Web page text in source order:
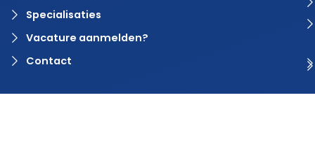
Specialisaties
Vacature aanmelden?
Contact